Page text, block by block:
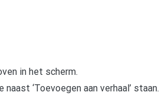
in het scherm.
‘Toevoegen aan verhaal’ staan.